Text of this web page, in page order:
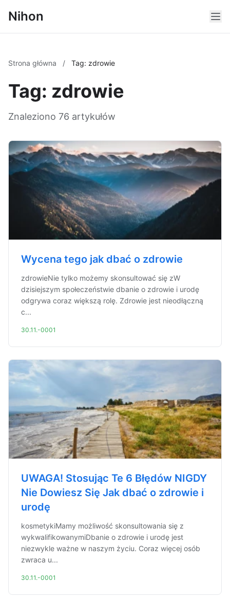
Nihon
Strona główna / Tag: zdrowie
Tag: zdrowie
Znaleziono 76 artykułów
Wycena tego jak dbać o zdrowie
zdrowieNie tylko możemy skonsultować się zW
dzisiejszym społeczeństwie dbanie o zdrowie i urodę
odgrywa coraz większą rolę. Zdrowie jest nieodłączną
c...
30.11.-0001
UWAGA! Stosując Te 6 Błędów NIGDY
Nie Dowiesz Się Jak dbać o zdrowie i
urodę
kosmetykiMamy możliwość skonsultowania się z
wykwalifikowanymiDbanie o zdrowie i urodę jest
niezwykle ważne w naszym życiu. Coraz więcej osób
zwraca u...
30.11.-0001